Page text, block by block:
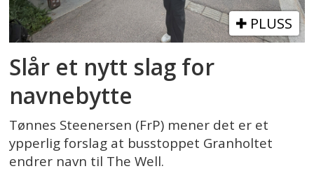
PLUSS
Slår et nytt slag for
navnebytte
Tønnes Steenersen (FrP) mener det er et
ypperlig forslag at busstoppet Granholtet
endrer navn til The Well.